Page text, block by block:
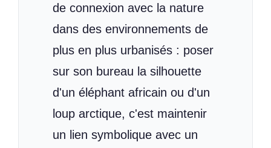
de connexion avec la nature
dans des environnements de
plus en plus urbanisés : poser
sur son bureau la silhouette
d'un éléphant africain ou d'un
loup arctique, c'est maintenir
un lien symbolique avec un